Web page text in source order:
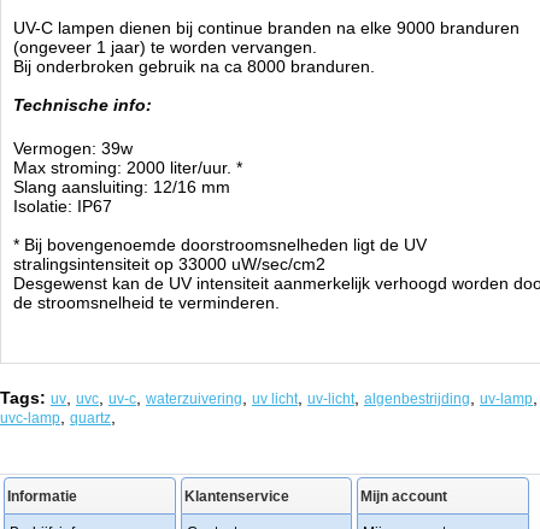
UV-C lampen dienen bij continue branden na elke 9000 branduren
(ongeveer 1 jaar) te worden vervangen.
Bij onderbroken gebruik na ca 8000 branduren.
Technische info:
Vermogen: 39w
Max stroming: 2000 liter/uur. *
Slang aansluiting: 12/16 mm
Isolatie: IP67
* Bij bovengenoemde doorstroomsnelheden ligt de UV
stralingsintensiteit op 33000 uW/sec/cm2
Desgewenst kan de UV intensiteit aanmerkelijk verhoogd worden
de stroomsnelheid te verminderen.
Tags: uv uvc uv-c waterzuivering uv licht uv-licht algenbestrijding uv-lamp
uvc-lamp quartz
Informatie Klantenservice Mijn account